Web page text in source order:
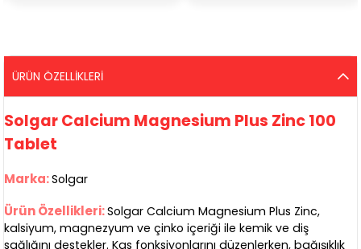
ÜRÜN ÖZELLIKLERI
Solgar Calcium Magnesium Plus Zinc 100
Tablet
Marka:Solgar
Ürün Özellikleri:Solgar Calcium Magnesium Plus Zinc,
kalsiyum, magnezyum ve çinko içeriği ile kemik ve diş
sağlığını destekler. Kas fonksiyonlarını düzenlerken, bağışıklık